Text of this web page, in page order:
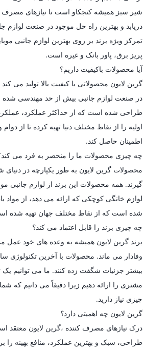
شیر سبز همیشه کنجکاو است تا نیازهای مصرف
دریابد و بهترین راه حل موجود در صنعت لوازم
تمرکز ویژه برند بر روی بهترین لوازم جانبی
پریز برق، پاور بانک و غیره است.
آیا محصولات باکیفیت داریم؟
گرین لایون محصولاتی با کیفیت بالا تولید می
در صنعت لوازم جانبی بیش از حد مهندسی شده
طراحی شده است که از حداکثر عملکرد،
اولیه را از نقاط مختلف دنیا تهیه کرده تا از
اطمینان حاصل کند.
چه چیزی محصولات ما را منحصر به فرد می
محصولات گرین لایون به طور یکپارچه در
گیرند. همه محصولات این برند از لوازم جانبی
لوازم خانگی کوچکی که ارائه می دهد، از مواد
شده است که از نقاط مختلف جهان تهیه شده
چه چیزی برند را قابل اعتماد می کند؟
برند گرین لایون همیشه به وعده های خود عمل
وفادار می ماند. محصولات با آخرین تکنولوژی
بیشتر جزئیات شگفت زده کنند. ما می توانیم
مشتری را ارائه دهیم زیرا دقیقاً می دانیم که
چیزی نیاز دارید.
گرین لایون چه اهمیتی دارد؟
درک نیازهای مصرف کننده ،گرین لایون معتقد
طراحی، سبک و بهترین عملکرد، منافع بهینه را